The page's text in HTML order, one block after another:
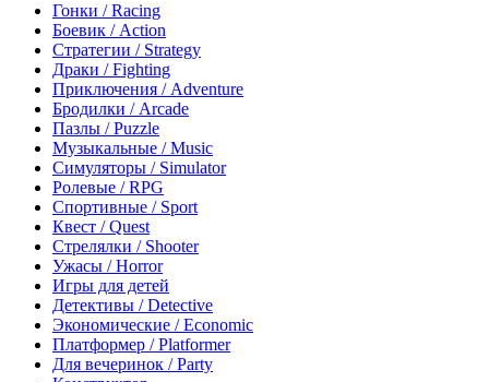
Гонки / Racing
Боевик / Action
Стратегии / Strategy
Драки / Fighting
Приключения / Adventure
Бродилки / Arcade
Пазлы / Puzzle
Музыкальные / Music
Симуляторы / Simulator
Ролевые / RPG
Спортивные / Sport
Квест / Quest
Стрелялки / Shooter
Ужасы / Horror
Игры для детей
Детективы / Detective
Экономические / Economic
Платформер / Platformer
Для вечеринок / Party